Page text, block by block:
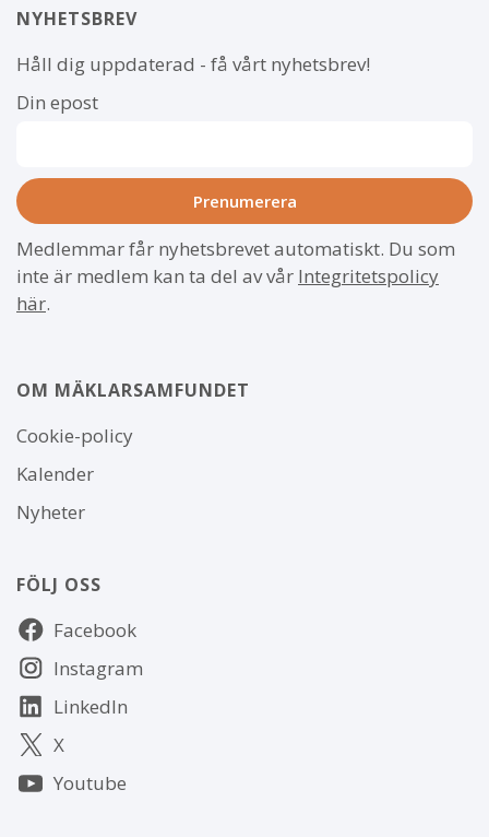
NYHETSBREV
Håll dig uppdaterad - få vårt nyhetsbrev!
Din epost
Medlemmar får nyhetsbrevet automatiskt. Du som
inte är medlem kan ta del av vår Integritetspolicy
här.
OM MÄKLARSAMFUNDET
Om
webbplatsen
Cookie-policy
Kalender
Nyheter
FÖLJ OSS
Följ
oss Facebook
Instagram
LinkedIn
X
Youtube